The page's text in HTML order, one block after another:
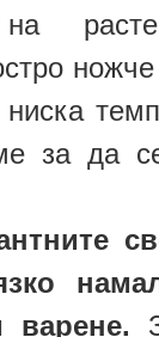
на
за да